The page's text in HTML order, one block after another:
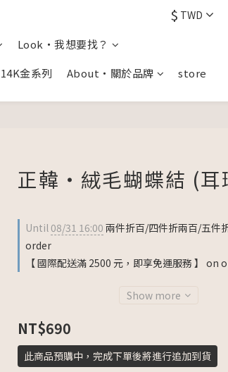
$ TWD
Look・我想要找？
金系列 About・關於品牌 store
正韓・絨毛蝴蝶結 (耳
Until 08/31 16:00 兩件折百/四件折兩百/五件
order
【 國際配送滿 2500 元，即享免運服務 】 on
Show more
NT$690
此商品預購中，完成下單後將進行追加到貨